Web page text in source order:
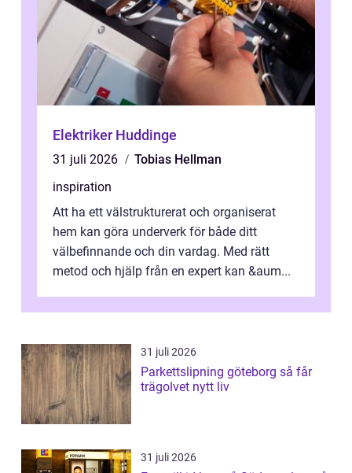
Elektriker Huddinge
31 juli 2026
Tobias Hellman
inspiration
Att ha ett välstrukturerat och organiserat
hem kan göra underverk för både ditt
välbefinnande och din vardag. Med rätt
metod och hjälp från en expert kan &aum...
31 juli 2026
Parkettslipning göteborg så får
trägolvet nytt liv
31 juli 2026